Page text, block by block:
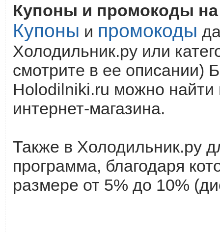
Купоны и промокоды
Купоны и промокоды
Холодильник.ру или
смотрите в ее описании)
Holodilniki.ru можно найти
интернет-магазина.
Также в Холодильник.ру
программа, благодаря
размере от 5% до 10%